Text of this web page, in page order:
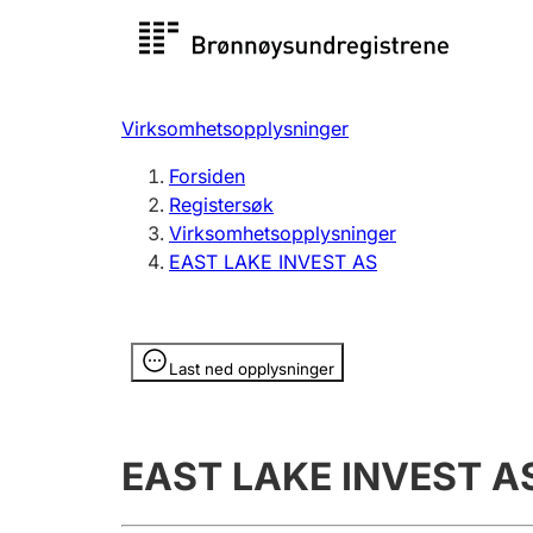
Registersøk
Registrere, endre, slette
Virksomhetsopplysninger
Forsiden
Registersøk
Virksomhetsopplysninger
EAST LAKE INVEST AS
Last ned opplysninger
Opplysninger er skjult
EAST LAKE INVEST